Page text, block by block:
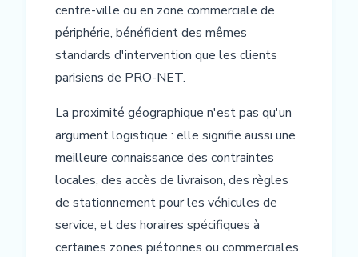
centre-ville ou en zone commerciale de
périphérie, bénéficient des mêmes
standards d'intervention que les clients
parisiens de PRO-NET.
La proximité géographique n'est pas qu'un
argument logistique : elle signifie aussi une
meilleure connaissance des contraintes
locales, des accès de livraison, des règles
de stationnement pour les véhicules de
service, et des horaires spécifiques à
certaines zones piétonnes ou commerciales.